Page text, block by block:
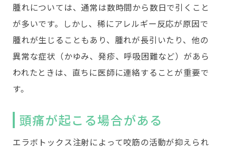
腫れについては、通常は数時間から数日で引くこと
が多いです。しかし、稀にアレルギー反応が原因で
腫れが生じることもあり、腫れが長引いたり、他の
異常な症状（かゆみ、発疹、呼吸困難など）があら
われたときは、直ちに医師に連絡することが重要で
す。
頭痛が起こる場合がある
エラボトックス注射によって咬筋の活動が抑えられ